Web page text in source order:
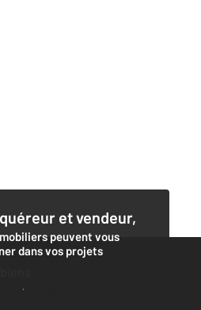
et vendeur,
peuvent vous
dans vos projets
l'agence